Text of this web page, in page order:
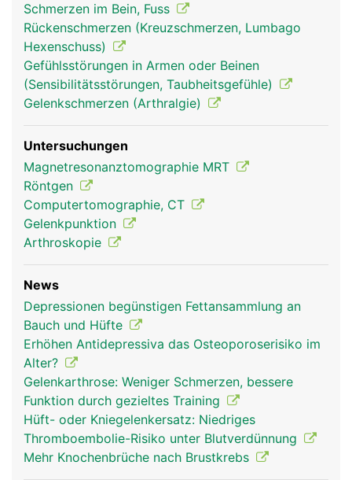
Schmerzen im Bein, Fuss
Rückenschmerzen (Kreuzschmerzen, Lumbago
Hexenschuss)
Gefühlsstörungen in Armen oder Beinen
(Sensibilitätsstörungen, Taubheitsgefühle)
Gelenkschmerzen (Arthralgie)
Untersuchungen
Magnetresonanztomographie MRT
Röntgen
Computertomographie, CT
Gelenkpunktion
Arthroskopie
News
Depressionen begünstigen Fettansammlung an
Bauch und Hüfte
Erhöhen Antidepressiva das Osteoporoserisiko im
Alter?
Gelenkarthrose: Weniger Schmerzen, bessere
Funktion durch gezieltes Training
Hüft- oder Kniegelenkersatz: Niedriges
Thromboembolie-Risiko unter Blutverdünnung
Mehr Knochenbrüche nach Brustkrebs